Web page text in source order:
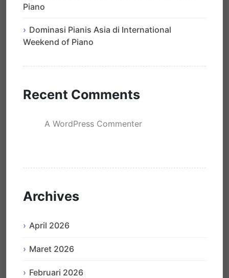
Piano
Dominasi Pianis Asia di International
Weekend of Piano
Recent Comments
A WordPress Commenter
Archives
April 2026
Maret 2026
Februari 2026